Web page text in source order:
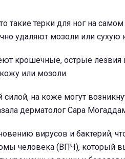
такие терки для ног на
удаляют мозоли или сухую
крошечные, острые лезвия
или мозоли.
силой, на коже могут
дерматолог Сара
вирусов и бактерий,
человека (ВПЧ), который